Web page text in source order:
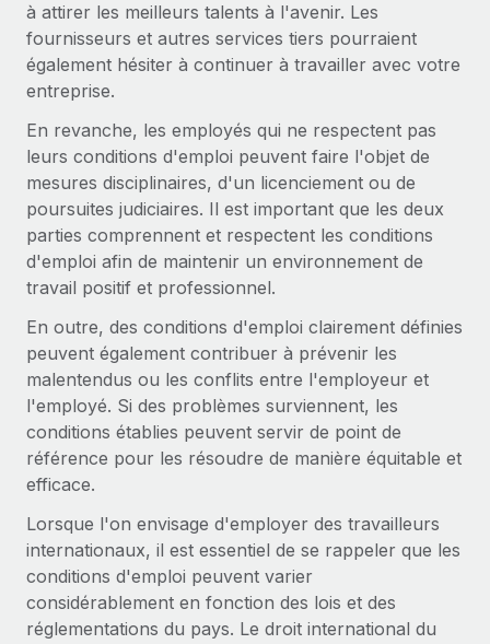
Remote Watchtower
Gardez un temps d’avance sur les risques en
matière de conformité
Gestion des appareils
Achetez et suivez vos équipements informatiques
dans le monde entier
Création d’entité
Établissez des entités rapidement et en toute
conformité
Mobilité et déménagement international
Organisez facilement le déménagement de vos
employés
Avantages sociaux
Gérez facilement les avantages sociaux
BLOG
Paie multipays
Gestion des freelances
Taxes
Explorer le blog
BLOG
Mises à jour des produits de Remote :
Intégrations Gusto et Xero et Gestion des
freelances Plus
Remote a toujours pour mission d'aider les entreprises de
toute taille à embaucher, gérer et payer...
En savoir plus
Comment Phiture gère ses 55 employés
répartis dans 19 pays grâce à Remote
à attirer les meilleurs talents à l'avenir. Les
fournisseurs et autres services tiers pourraient
également hésiter à continuer à travailler avec votre
entreprise.
En revanche, les employés qui ne respectent pas
leurs conditions d'emploi peuvent faire l'objet de
mesures disciplinaires, d'un licenciement ou de
poursuites judiciaires. Il est important que les deux
parties comprennent et respectent les conditions
d'emploi afin de maintenir un environnement de
travail positif et professionnel.
En outre, des conditions d'emploi clairement définies
peuvent également contribuer à prévenir les
malentendus ou les conflits entre l'employeur et
l'employé. Si des problèmes surviennent, les
conditions établies peuvent servir de point de
référence pour les résoudre de manière équitable et
efficace.
Lorsque l'on envisage d'employer des travailleurs
internationaux, il est essentiel de se rappeler que les
conditions d'emploi peuvent varier
considérablement en fonction des lois et des
réglementations du pays. Le droit international du